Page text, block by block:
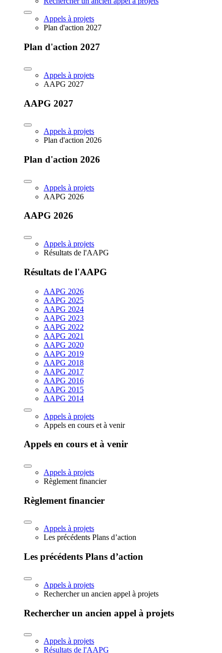
Appels à projets
Plan d'action 2027
Plan d'action 2027
Appels à projets
AAPG 2027
AAPG 2027
Appels à projets
Plan d'action 2026
Plan d'action 2026
Appels à projets
AAPG 2026
AAPG 2026
Appels à projets
Résultats de l'AAPG
Résultats de l'AAPG
AAPG 2026
AAPG 2025
AAPG 2024
AAPG 2023
AAPG 2022
AAPG 2021
AAPG 2020
AAPG 2019
AAPG 2018
AAPG 2017
AAPG 2016
AAPG 2015
AAPG 2014
Appels à projets
Appels en cours et à venir
Appels en cours et à venir
Appels à projets
Règlement financier
Règlement financier
Appels à projets
Les précédents Plans d’action
Les précédents Plans d’action
Appels à projets
Rechercher un ancien appel à projets
Rechercher un ancien appel à projets
Appels à projets
Résultats de l'AAPG